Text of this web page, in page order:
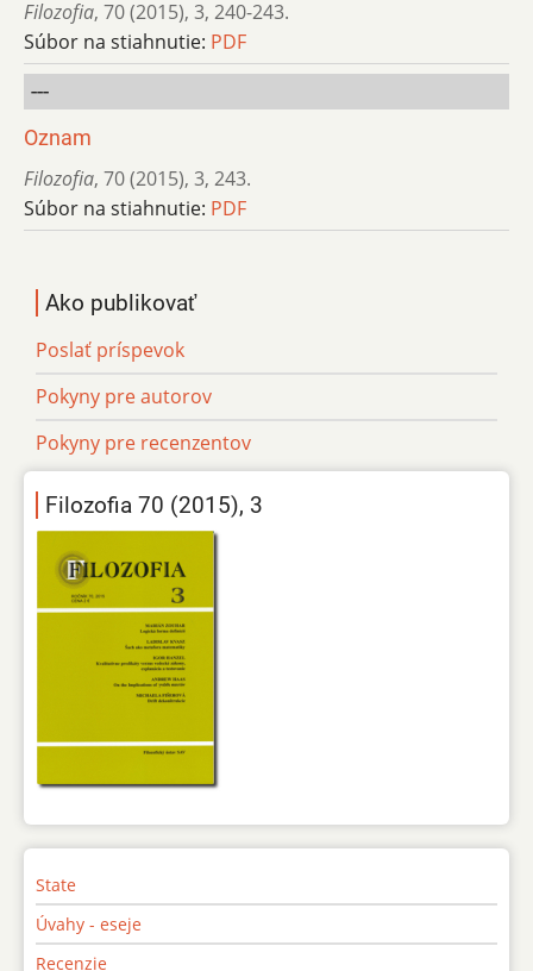
Filozofia, 70 (2015), 3, 240-243.
Súbor na stiahnutie: PDF
---
Oznam
Filozofia, 70 (2015), 3, 243.
Súbor na stiahnutie: PDF
Ako publikovať
Poslať príspevok
Pokyny pre autorov
Pokyny pre recenzentov
Filozofia 70 (2015), 3
State
Úvahy - eseje
Recenzie